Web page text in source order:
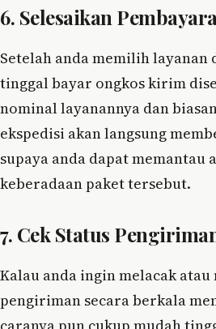
6. Selesaikan
Setelah anda memilih layanan
tinggal bayar ongkos kirim
nominal layanannya dan
ekspedisi akan langsung
supaya anda dapat memantau
keberadaan paket tersebut.
7. Cek Status
Kalau anda ingin melacak atau
pengiriman secara berkala